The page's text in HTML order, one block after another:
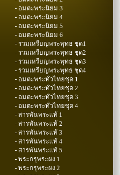
- อมตะพระนิยม 3
- อมตะพระนิยม 4
- อมตะพระนิยม 5
- อมตะพระนิยม 6
- รวมเหรียญพระพุทธ ชุด1
- รวมเหรียญพระพุทธ ชุด2
- รวมเหรียญพระพุทธ ชุด3
- รวมเหรียญพระพุทธ ชุด4
- อมตะพระทั่วไทยชุด 1
- อมตะพระทั่วไทยชุด 2
- อมตะพระทั่วไทยชุด 3
- อมตะพระทั่วไทยชุด 4
- สารพันพระแท้ 1
- สารพันพระแท้ 2
- สารพันพระแท้ 3
- สารพันพระแท้ 4
- สารพันพระแท้ 5
- พระกรุพระผง 1
- พระกรุพระผง 2